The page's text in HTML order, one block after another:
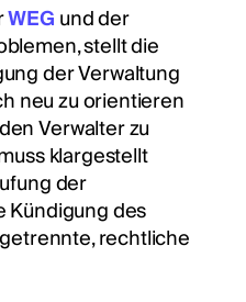
WEGund der
stellt die
der Verwaltung
neu zu orientieren
Verwalter zu
klargestellt
der
Kündigung des
rechtliche